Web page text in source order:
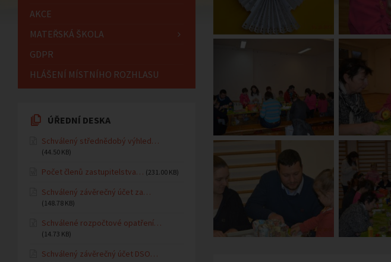
AKCE
MATEŘSKÁ ŠKOLA
GDPR
HLÁŠENÍ MÍSTNÍHO ROZHLASU
ÚŘEDNÍ DESKA
Schválený střednědobý výhled…
(44.50 KB)
Počet členů zastupitelstva… (231.00 KB)
Schválený závěrečný účet za…
(148.78 KB)
Schválené rozpočtové opatření…
(14.73 KB)
Schválený závěrečný účet DSO…